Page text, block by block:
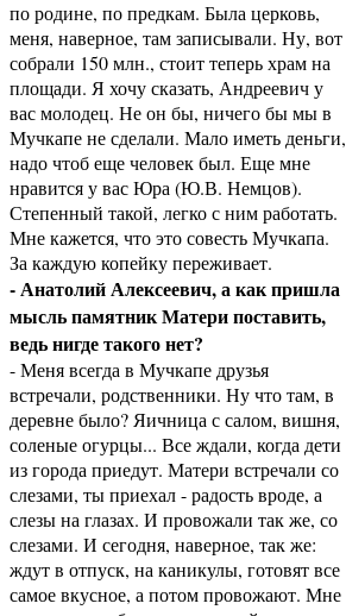
по родине, по предкам. Была церковь,
меня, наверное, там записывали. Ну, вот
собрали 150 млн., стоит теперь храм на
площади. Я хочу сказать, Андреевич у
вас молодец. Не он бы, ничего бы мы в
Мучкапе не сделали. Мало иметь деньги,
надо чтоб еще человек был. Еще мне
нравится у вас Юра (Ю.В. Немцов).
Степенный такой, легко с ним работать.
Мне кажется, что это совесть Мучкапа.
За каждую копейку переживает.
- Анатолий Алексеевич, а как пришла
мысль памятник Матери поставить,
ведь нигде такого нет?
- Меня всегда в Мучкапе друзья
встречали, родственники. Ну что там, в
деревне было? Яичница с салом, вишня,
соленые огурцы... Все ждали, когда дети
из города приедут. Матери встречали со
слезами, ты приехал - радость вроде, а
слезы на глазах. И провожали так же, со
слезами. И сегодня, наверное, так же:
ждут в отпуск, на каникулы, готовят все
самое вкусное, а потом провожают. Мне